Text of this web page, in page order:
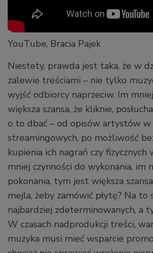
YouTube, Bracia Pajek
Niestety, prawda jest taka, że w
zalewie treściami – nie tylko
wyjść odbiorcy naprzeciw. Im
większa szansa, że kliknie,
o to dbać – od opisów artystów w
streamingowych, po możliwość
kupienia ich nagrań czy
mniej czynności do wykonania, im
pokonania, tym jest większa
mejla, żeby zamówić płytę? Na to
najbardziej zdeterminowanych, a
W czasach nadprodukcji treści,
muzyka musi mieć wsparcie